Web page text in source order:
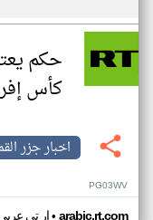
حكم
كأس
اخبار جزر
PG03WV
ار تي arabic.rt.com